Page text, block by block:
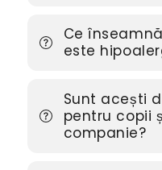
Ce
este
Sunt acești
pentru copii
companie?